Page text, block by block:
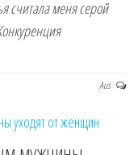
считала меня серой
Aus